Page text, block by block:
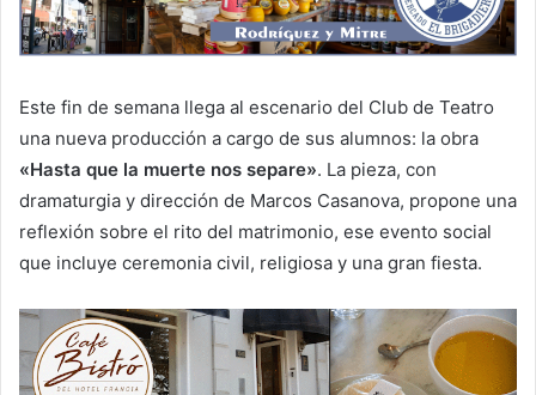
Este fin de semana llega al escenario del Club de Teatro
una nueva producción a cargo de sus alumnos: la obra
«Hasta que la muerte nos separe». La pieza, con
dramaturgia y dirección de Marcos Casanova, propone una
reflexión sobre el rito del matrimonio, ese evento social
que incluye ceremonia civil, religiosa y una gran fiesta.